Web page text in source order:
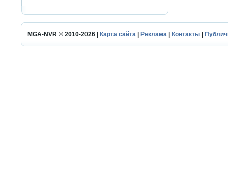
MGA-NVR © 2010-2026 | Карта сайта Реклама Контакты